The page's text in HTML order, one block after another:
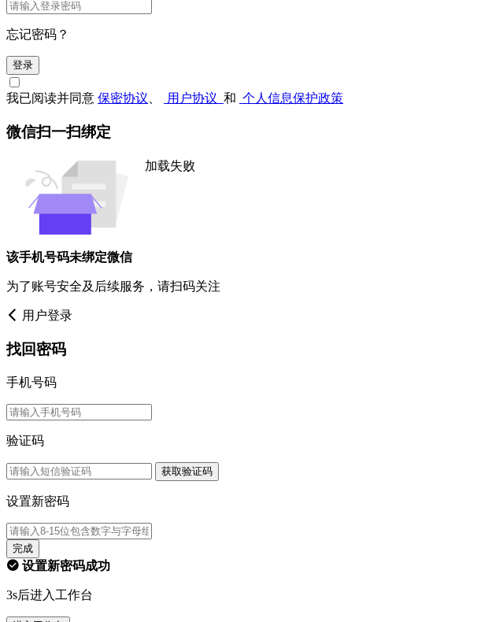
忘记密码？
登录
我已阅读并同意 保密协议 用户协议 和 个人信息保护政策
微信扫一扫绑定
加载失败
该手机号码未绑定微信
为了账号安全及后续服务，请扫码关注
用户登录
找回密码
手机号码
验证码
获取验证码
设置新密码
完成
设置新密码成功
3s后进入工作台